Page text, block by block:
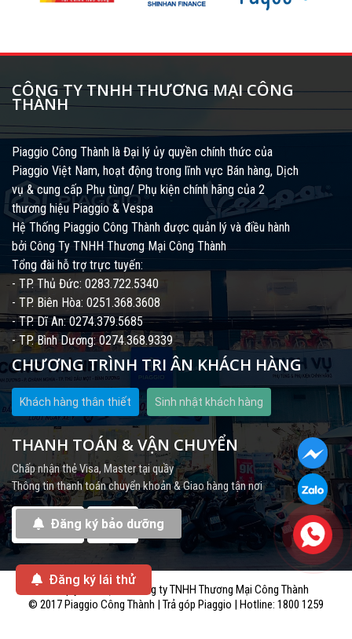
CÔNG TY TNHH THƯƠNG MẠI CÔNG
THÀNH
Piaggio Công Thành là Đại lý ủy quyền chính thức của
Piaggio Việt Nam, hoạt động trong lĩnh vực Bán hàng, Dịch
vụ & cung cấp Phụ tùng/ Phụ kiện chính hãng của 2
thương hiệu Piaggio & Vespa
Hệ Thống Piaggio Công Thành được quản lý và điều hành
bởi Công Ty TNHH Thương Mại Công Thành
Tổng đài hỗ trợ trực tuyến:
- TP. Thủ Đức: 0283.722.5340
- TP. Biên Hòa: 0251.368.3608
- TP. Dĩ An: 0274.379.5685
- TP. Bình Dương: 0274.368.9339
CHƯƠNG TRÌNH TRI ÂN KHÁCH HÀNG
Khách hàng thân thiết Sinh nhật khách hàng
THANH TOÁN & VẬN CHUYỂN
Chấp nhận thẻ Visa, Master tại quầy
Thông tin thanh toán chuyển khoản & Giao hàng tận nơi
Bản quyền thuộc về công ty TNHH Thương Mại Công Thành
© 2017 Piaggio Công Thành | Trả góp Piaggio | Hotline: 1800 1259
Đăng ký bảo dưỡng
Đăng ký lái thử